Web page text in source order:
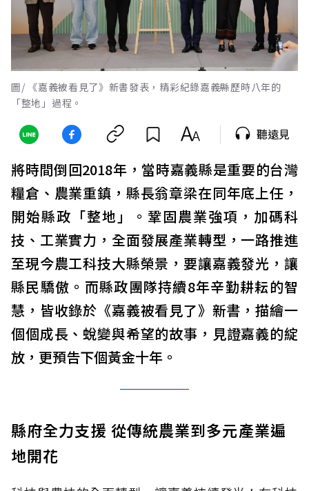
圖/ 《嘉義被看見了》新書發表，精彩紀錄嘉義縣歷時八年的
「整地」過程。
聽遠見
將時間倒回2018年，當時嘉義縣是重要的台灣
糧倉、農業重鎮，縣長翁章梁在同年底上任，
開始縣政「整地」。鞏固農業強項，加碼科
技、工業實力，全面發展產業轉型，一路推進
至現今農工科技大縣榮景，要讓嘉義發光，讓
縣民驕傲。而縣政團隊持續8年辛勤耕耘的智
慧，皆收錄於《嘉義被看見了》新書，描繪一
個個成長、蛻變與希望的故事，見證嘉義的綻
放，更預告下個黃金十年。
縣府全力支援 從傳統農業到多元產業遍
地開花